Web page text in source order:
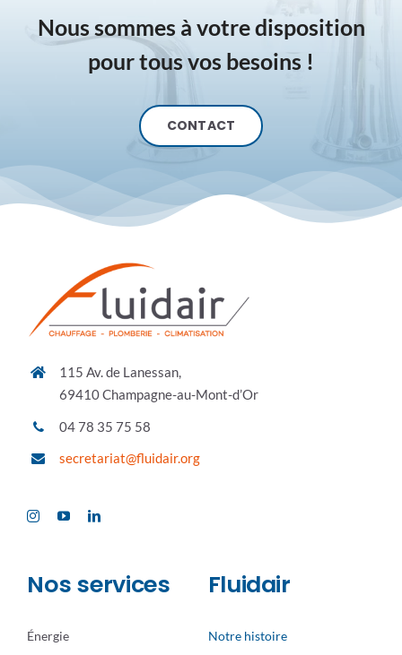
Nous sommes à votre disposition
pour tous vos besoins !
CONTACT
115 Av. de Lanessan,
69410 Champagne-au-Mont-d’Or
04 78 35 75 58
secretariat@fluidair.org
Nos services
Énergie
Fluidair
Notre histoire